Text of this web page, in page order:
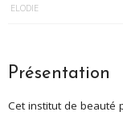
ELODIE
Présentation
Cet institut de beauté